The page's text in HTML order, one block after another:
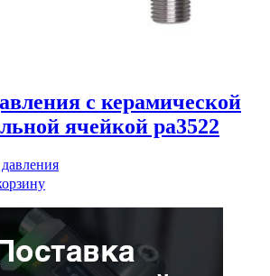
с керамической
ячейкой pa3522